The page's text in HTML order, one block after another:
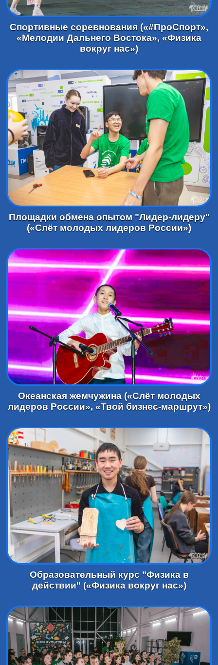
Спортивные соревнования («#ПроСпорт»,
«Мелодии Дальнего Востока», «Физика
вокруг нас»)
Площадки обмена опытом "Лидер-лидеру"
(«Слёт молодых лидеров России»)
Океанская жемчужина («Слёт молодых
лидеров России», «Твой бизнес-маршрут»)
Образовательный курс "Физика в
действии" («Физика вокруг нас»)